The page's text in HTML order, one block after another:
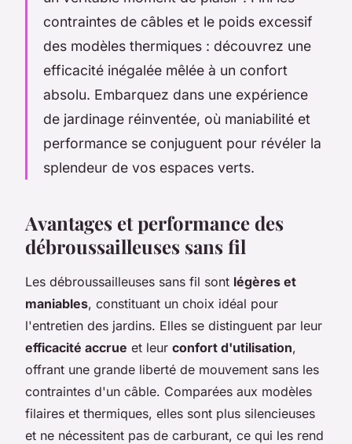
contraintes de câbles et le poids excessif
des modèles thermiques : découvrez une
efficacité inégalée mêlée à un confort
absolu. Embarquez dans une expérience
de jardinage réinventée, où maniabilité et
performance se conjuguent pour révéler la
splendeur de vos espaces verts.
Avantages et performance des
débroussailleuses sans fil
Les débroussailleuses sans fil sont légères et
maniables, constituant un choix idéal pour
l'entretien des jardins. Elles se distinguent par leur
efficacité accrue et leur confort d'utilisation,
offrant une grande liberté de mouvement sans les
contraintes d'un câble. Comparées aux modèles
filaires et thermiques, elles sont plus silencieuses
et ne nécessitent pas de carburant, ce qui les rend